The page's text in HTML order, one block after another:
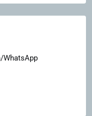
WhatsApp